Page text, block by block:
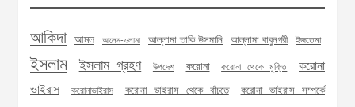
আকিদা আমল আলেম-ওলামা আল্লামা তাকি উসমানি আল্লামা বাবুনগরী ইজতেমা
ইসলাম ইসলাম গ্রহণ উপদেশ করোনা করোনা থেকে মুক্তি
করোনা
ভাইরাস
করোনাভাইরাস করোনা ভাইরাস থেকে বাঁচতে করোনা ভাইরাস সম্পর্কে